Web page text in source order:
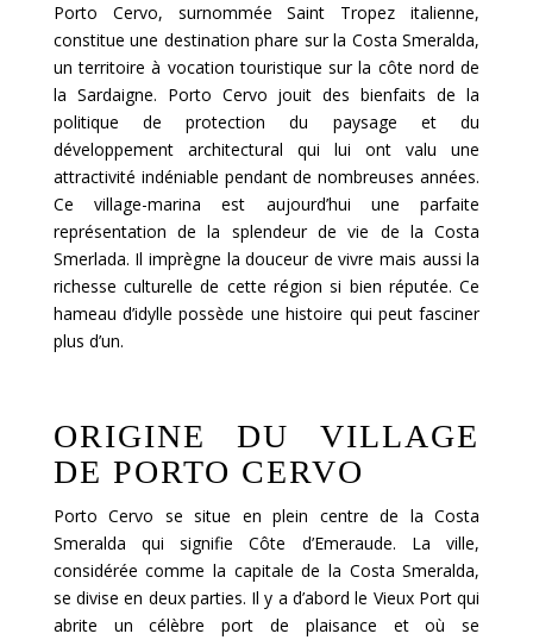
Porto Cervo, surnommée Saint Tropez italienne,
constitue une destination phare sur la Costa Smeralda,
un territoire à vocation touristique sur la côte nord de
la Sardaigne. Porto Cervo jouit des bienfaits de la
politique de protection du paysage et du
développement architectural qui lui ont valu une
attractivité indéniable pendant de nombreuses années.
Ce village-marina est aujourd’hui une parfaite
représentation de la splendeur de vie de la Costa
Smerlada. Il imprègne la douceur de vivre mais aussi la
richesse culturelle de cette région si bien réputée. Ce
hameau d’idylle possède une histoire qui peut fasciner
plus d’un.
ORIGINE DU VILLAGE
DE PORTO CERVO
Porto Cervo se situe en plein centre de la Costa
Smeralda qui signifie Côte d’Emeraude. La ville,
considérée comme la capitale de la Costa Smeralda,
se divise en deux parties. Il y a d’abord le Vieux Port qui
abrite un célèbre port de plaisance et où se